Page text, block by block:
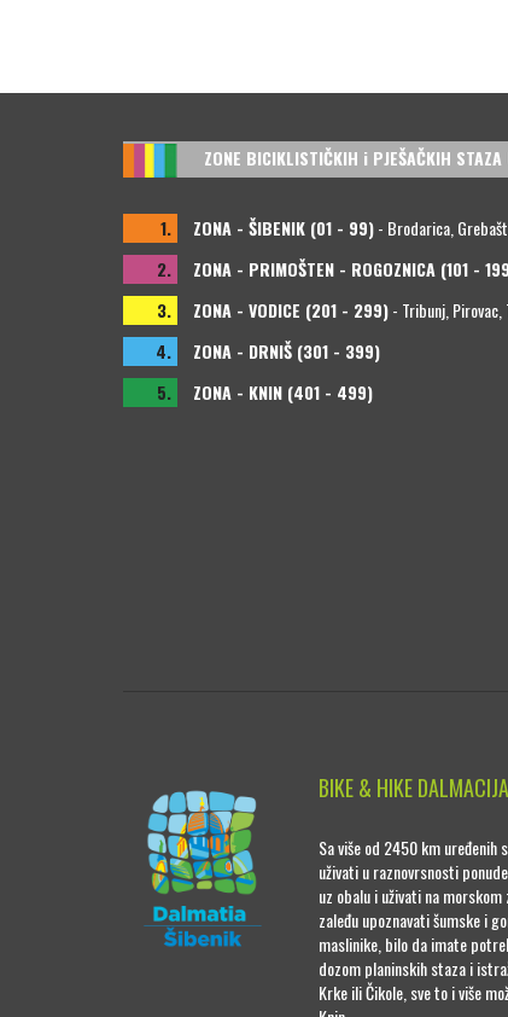
ZONE BICIKLISTIČKIH i PJEŠAČKIH STAZA
1. ZONA - ŠIBENIK (01 - 99)- Brodarica,
2.
ZONA - PRIMOŠTEN - ROGOZNICA (101 -
3.
ZONA - VODICE (201 - 299)- Tribunj,
4.
ZONA - DRNIŠ (301 - 399)
5.
ZONA - KNIN (401 - 499)
BIKE & HIKE
Sa više od 2450 km uređenih
uživati u raznovrsnosti
uz obalu i uživati na
zaleđu upoznavati šumske i
maslinike, bilo da imate
dozom planinskih staza i
Krke ili Čikole, sve to i više